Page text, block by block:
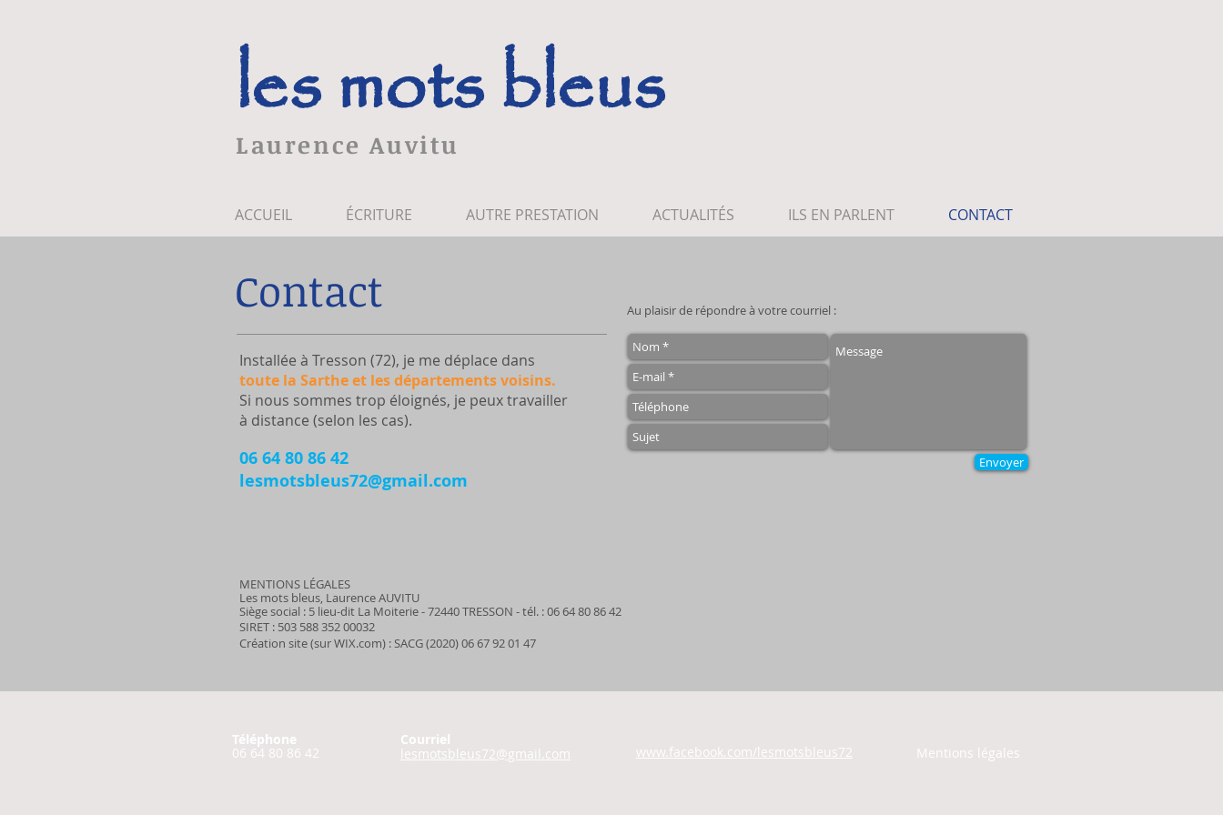
les mots bleus
Laurence Auvitu
ACCUEIL ÉCRITURE AUTRE PRESTATION ACTUALITÉS ILS EN PARLENT CONTACT
Contact
Installée à Tresson (72), je me déplace dans
toute la Sarthe et les départements voisins.
Si nous sommes trop éloignés, je peux travailler
à distance (selon les cas).
06 64 80 86 42
lesmotsbleus72@gmail.com
Au plaisir de répondre à votre courriel :
Envoyer
MENTIONS LÉGALES
Les mots bleus, Laurence AUVITU
Siège social : 5 lieu-dit La Moiterie - 72440 TRESSON - tél. : 06 64 80 86 42
SIRET : 503 588 352 00032
Création site (sur WIX.com) : SACG (2020) 06 67 92 01 47
Téléphone
06 64 80 86 42
Courriel
lesmotsbleus72@gmail.com
www.facebook.com/lesmotsbleus72 Mentions légales